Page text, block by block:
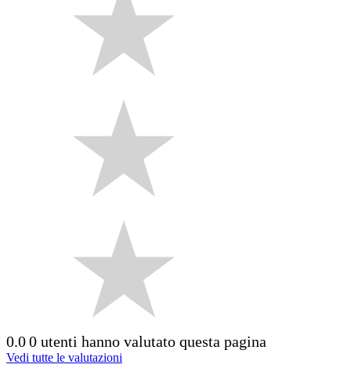
0.00 utenti hanno valutato questa pagina
Vedi tutte le valutazioni